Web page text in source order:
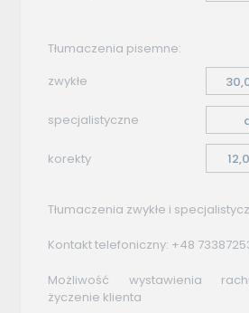
Tłumaczenia pisemne:
zwykłe
specjalistyczne
korekty
Tłumaczenia zwykłe i
Kontakt telefoniczny: +48
Możliwość wystawienia
życzenie klienta